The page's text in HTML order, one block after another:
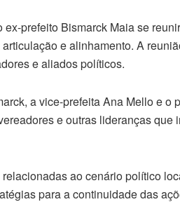
prefeito Bismarck Maia se
e alinhamento. A
e aliados políticos.
a vice-prefeita Ana Mello e o
e outras lideranças que
ao cenário político
para a continuidade das